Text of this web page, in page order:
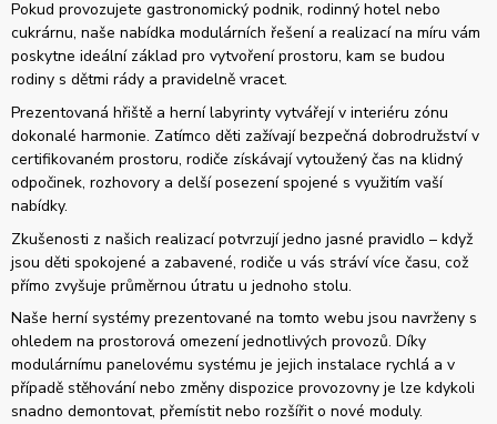
Pokud provozujete gastronomický podnik, rodinný hotel nebo
cukrárnu, naše nabídka modulárních řešení a realizací na míru vám
poskytne ideální základ pro vytvoření prostoru, kam se budou
rodiny s dětmi rády a pravidelně vracet.
Prezentovaná hřiště a herní labyrinty vytvářejí v interiéru zónu
dokonalé harmonie. Zatímco děti zažívají bezpečná dobrodružství v
certifikovaném prostoru, rodiče získávají vytoužený čas na klidný
odpočinek, rozhovory a delší posezení spojené s využitím vaší
nabídky.
Zkušenosti z našich realizací potvrzují jedno jasné pravidlo – když
jsou děti spokojené a zabavené, rodiče u vás stráví více času, což
přímo zvyšuje průměrnou útratu u jednoho stolu.
Naše herní systémy prezentované na tomto webu jsou navrženy s
ohledem na prostorová omezení jednotlivých provozů. Díky
modulárnímu panelovému systému je jejich instalace rychlá a v
případě stěhování nebo změny dispozice provozovny je lze kdykoli
snadno demontovat, přemístit nebo rozšířit o nové moduly.